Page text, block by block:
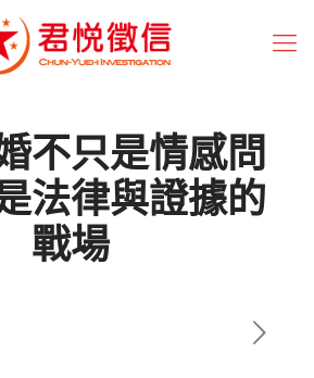
不只是情感問
法律與證據的
戰場